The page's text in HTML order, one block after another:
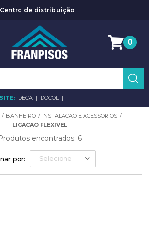
Centro de distribuição
DECA DOCOL
0
por: Selecione
encontrados: 6
BANHEIRO
INSTALACAO E ACESSORIOS
LIGACAO FLEXIVEL